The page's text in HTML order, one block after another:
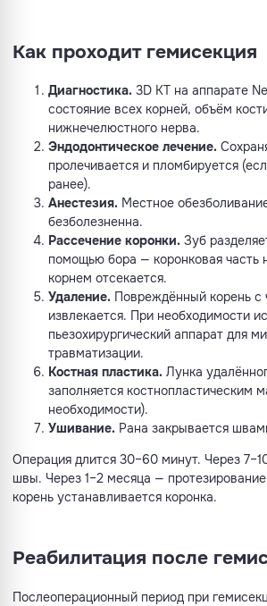
Как проходит гемисекция
Диагностика. 3D КТ на аппарате
состояние всех корней, объём
нижнечелюстного нерва.
Эндодонтическое лечение.
пролечивается и пломбируется
ранее).
Анестезия. Местное
безболезненна.
Рассечение коронки. Зуб
помощью бора — коронковая часть
корнем отсекается.
Удаление. Повреждённый корень с
извлекается. При необходимости
пьезохирургический аппарат для
травматизации.
Костная пластика. Лунка
заполняется костнопластическим
необходимости).
Ушивание. Рана закрывается
Операция длится 30–60 минут. Через
швы. Через 1–2 месяца —
корень устанавливается коронка.
Реабилитация после
Послеоперационный период при